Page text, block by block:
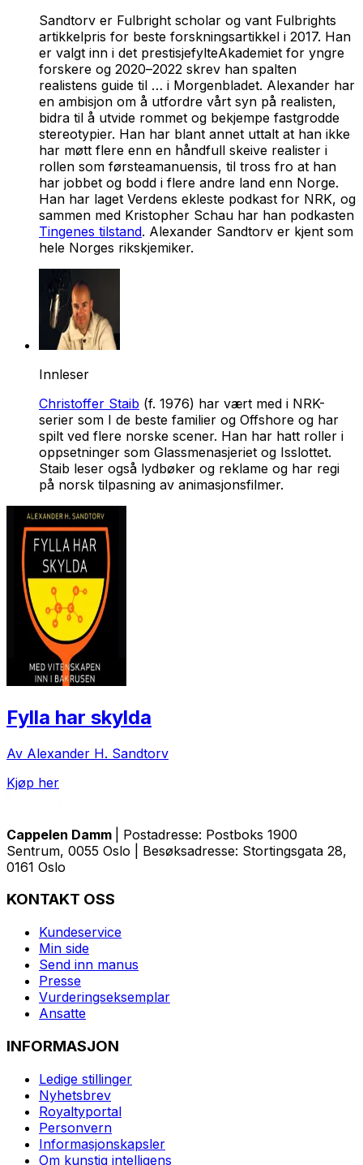
Sandtorv er Fulbright scholar og vant Fulbrights
artikkelpris for beste forskningsartikkel i 2017. Han
er valgt inn i det prestisjefylteAkademiet for yngre
forskere og 2020­–2022 skrev han spalten
realistens guide til … i Morgenbladet. Alexander har
en ambisjon om å utfordre vårt syn på realisten,
bidra til å utvide rommet og bekjempe fastgrodde
stereotypier. Han har blant annet uttalt at han ikke
har møtt flere enn en håndfull skeive realister i
rollen som førsteamanuensis, til tross fro at han
har jobbet og bodd i flere andre land enn Norge.
Han har laget Verdens ekleste podkast for NRK, og
sammen med Kristopher Schau har han podkasten
Tingenes tilstand. Alexander Sandtorv er kjent som
hele Norges rikskjemiker.
Innleser
Christoffer Staib (f. 1976) har vært med i NRK-
serier som I de beste familier og Offshore og har
spilt ved flere norske scener. Han har hatt roller i
oppsetninger som Glassmenasjeriet og Isslottet.
Staib leser også lydbøker og reklame og har regi
på norsk tilpasning av animasjonsfilmer.
Fylla har skylda
Av Alexander H. Sandtorv
Kjøp her
Cappelen Damm
| Postadresse: Postboks 1900
Sentrum, 0055 Oslo | Besøksadresse: Stortingsgata 28,
0161 Oslo
KONTAKT OSS
Kundeservice
Min side
Send inn manus
Presse
Vurderingseksemplar
Ansatte
INFORMASJON
Ledige stillinger
Nyhetsbrev
Royaltyportal
Personvern
Informasjonskapsler
Om kunstig intelligens